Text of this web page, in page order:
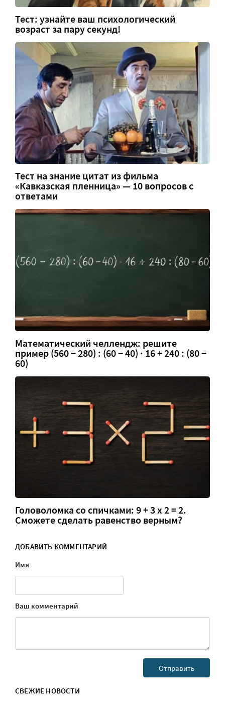
Тест: узнайте ваш психологический
возраст за пару секунд!
Тест на знание цитат из фильма
«Кавказская пленница» — 10 вопросов с
ответами
Математический челлендж: решите
пример (560 − 280) : (60 − 40) · 16 + 240 : (80 −
60)
Головоломка со спичками: 9 + 3 х 2 = 2.
Сможете сделать равенство верным?
ДОБАВИТЬ КОММЕНТАРИЙ
Имя
Ваш комментарий
СВЕЖИЕ НОВОСТИ